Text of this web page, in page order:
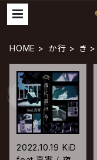
HOME か行 き
2022.10.19 KiD